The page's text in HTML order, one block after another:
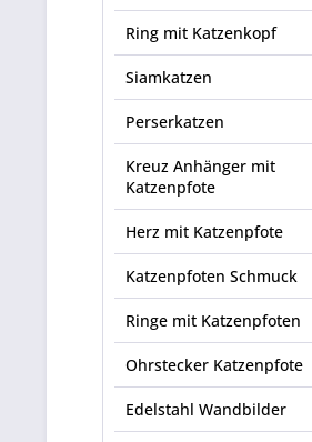
Ring mit Katzenkopf
Siamkatzen
Perserkatzen
Kreuz Anhänger mit
Katzenpfote
Herz mit Katzenpfote
Katzenpfoten Schmuck
Ringe mit Katzenpfoten
Ohrstecker Katzenpfote
Edelstahl Wandbilder